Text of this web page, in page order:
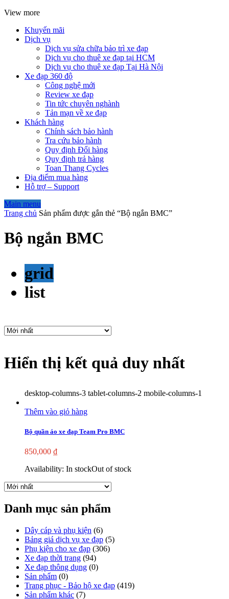
View more
Khuyến mãi
Dịch vụ
Dịch vụ sửa chữa bảo trì xe đạp
Dịch vụ cho thuê xe đạp tại HCM
Dịch vụ cho thuê xe đạp Tại Hà Nội
Xe đạp 360 độ
Công nghệ mới
Review xe đạp
Tin tức chuyên nghành
Tản mạn về xe đạp
Khách hàng
Chính sách bảo hành
Tra cứu bảo hành
Quy định Đổi hàng
Quy định trả hàng
Toan Thang Cycles
Địa điểm mua hàng
Hỗ trợ – Support
Main menu
Trang chủ Sản phẩm được gắn thẻ “Bộ ngắn BMC”
Bộ ngắn BMC
grid
list
Hiển thị kết quả duy nhất
desktop-columns-3 tablet-columns-2 mobile-columns-1
Thêm vào giỏ hàng
Bộ quần áo xe đạp Team Pro BMC
850,000 ₫
Availability: In stockOut of stock
Danh mục sản phẩm
Dây cáp và phụ kiện (6)
Bảng giá dịch vụ xe đạp (5)
Phụ kiện cho xe đạp (306)
Xe đạp thời trang (94)
Xe đạp thông dụng (0)
Sản phẩm (0)
Trang phục - Bảo hộ xe đạp (419)
Sản phẩm khác (7)